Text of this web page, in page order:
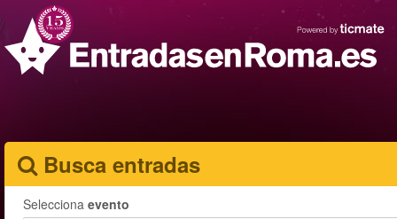
Busca entradas
Selecciona evento